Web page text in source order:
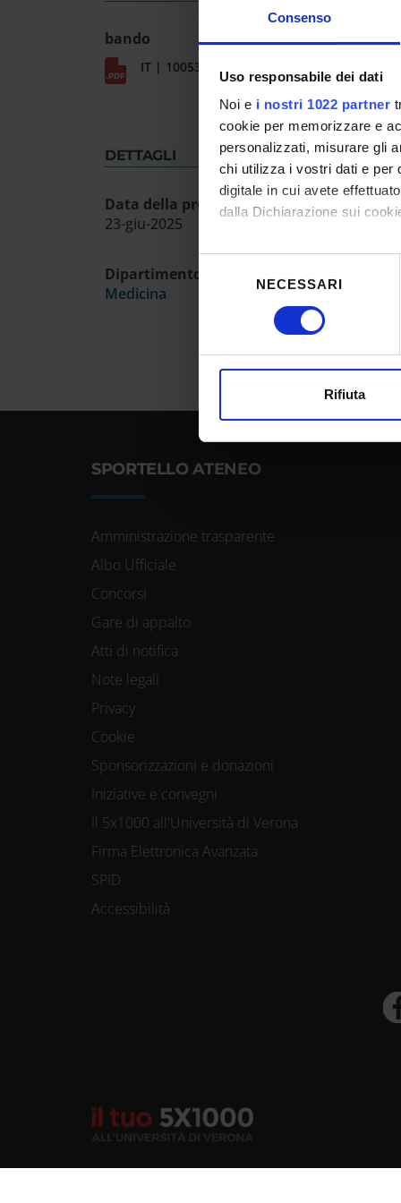
Consenso
Uso responsabile dei dati
Noi e i nostri 1022 partner
cookie per memorizzare e
personalizzati, misurare gli
chi utilizza i vostri dati e per
digitale in cui avete
dalla Dichiarazione sui
Con il tuo consenso,
raccogliere
Approfondisci come
Utilizziamo i cookie per
NECESSARI
Rifiuta
bando
IT | 10053Kb
DETTAGLI
Data della prova ammissione
23-giu-2025
Dipartimento
Medicina
SPORTELLO ATENEO
Amministrazione trasparente
Albo Ufficiale
Concorsi
Gare di appalto
Atti di notifica
Note legali
Privacy
Cookie
Sponsorizzazioni e donazioni
Iniziative e convegni
Il 5x1000 all'Università di Verona
Firma Elettronica Avanzata
SPID
Accessibilità